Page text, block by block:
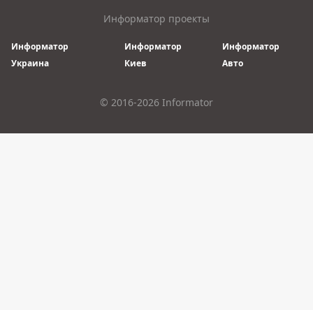
Информатор проекты
Информатор
Украина
Информатор
Киев
Информатор
Авто
© 2016-2026 Informator